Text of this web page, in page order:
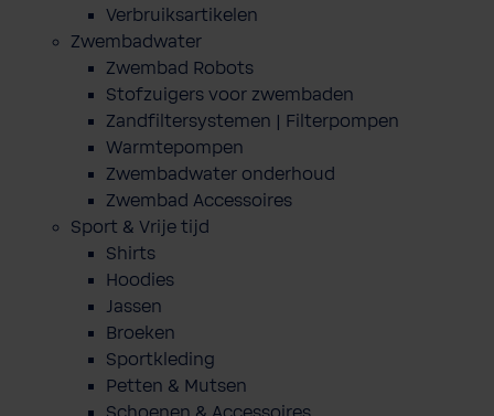
Verbruiksartikelen
Zwembadwater
Zwembad Robots
Stofzuigers voor zwembaden
Zandfiltersystemen | Filterpompen
Warmtepompen
Zwembadwater onderhoud
Zwembad Accessoires
Sport & Vrije tijd
Shirts
Hoodies
Jassen
Broeken
Sportkleding
Petten & Mutsen